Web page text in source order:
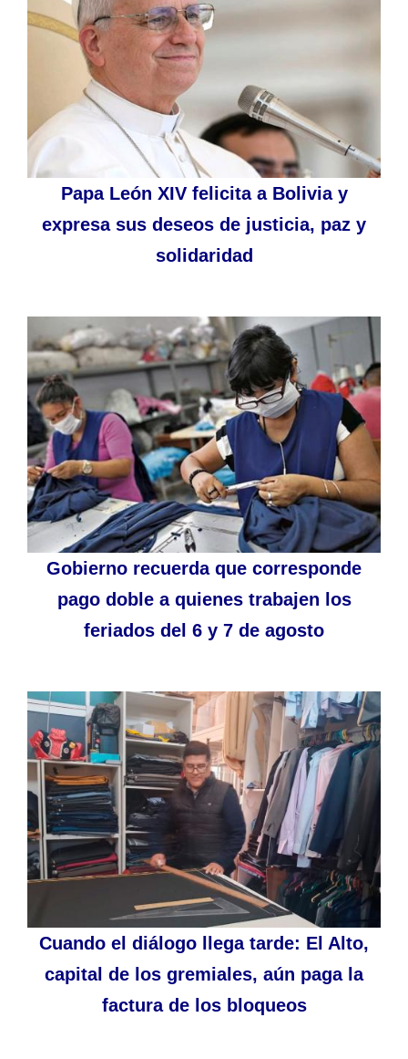
Papa León XIV felicita a Bolivia y
expresa sus deseos de justicia, paz y
solidaridad
Gobierno recuerda que corresponde
pago doble a quienes trabajen los
feriados del 6 y 7 de agosto
Cuando el diálogo llega tarde: El Alto,
capital de los gremiales, aún paga la
factura de los bloqueos